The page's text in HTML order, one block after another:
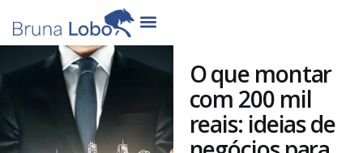
O que montar
com 200 mil
reais: ideias de